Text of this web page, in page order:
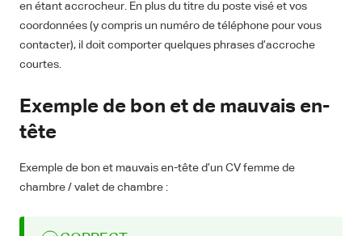
en étant accrocheur. En plus du titre du poste visé et vos
coordonnées (y compris un numéro de téléphone pour vous
contacter), il doit comporter quelques phrases d’accroche
courtes.
Exemple de bon et de mauvais en-
tête
Exemple de bon et mauvais en-tête d’un CV femme de
chambre / valet de chambre :